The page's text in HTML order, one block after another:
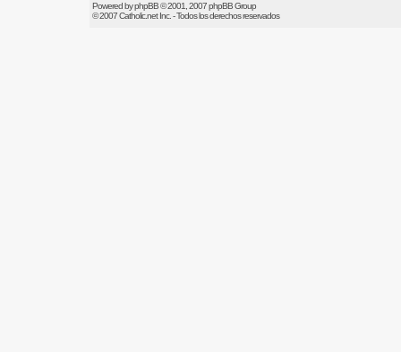
Powered byphpBB© 2001, 2007 phpBB Group
© 2007Catholic.netInc. - Todos los derechos reservados